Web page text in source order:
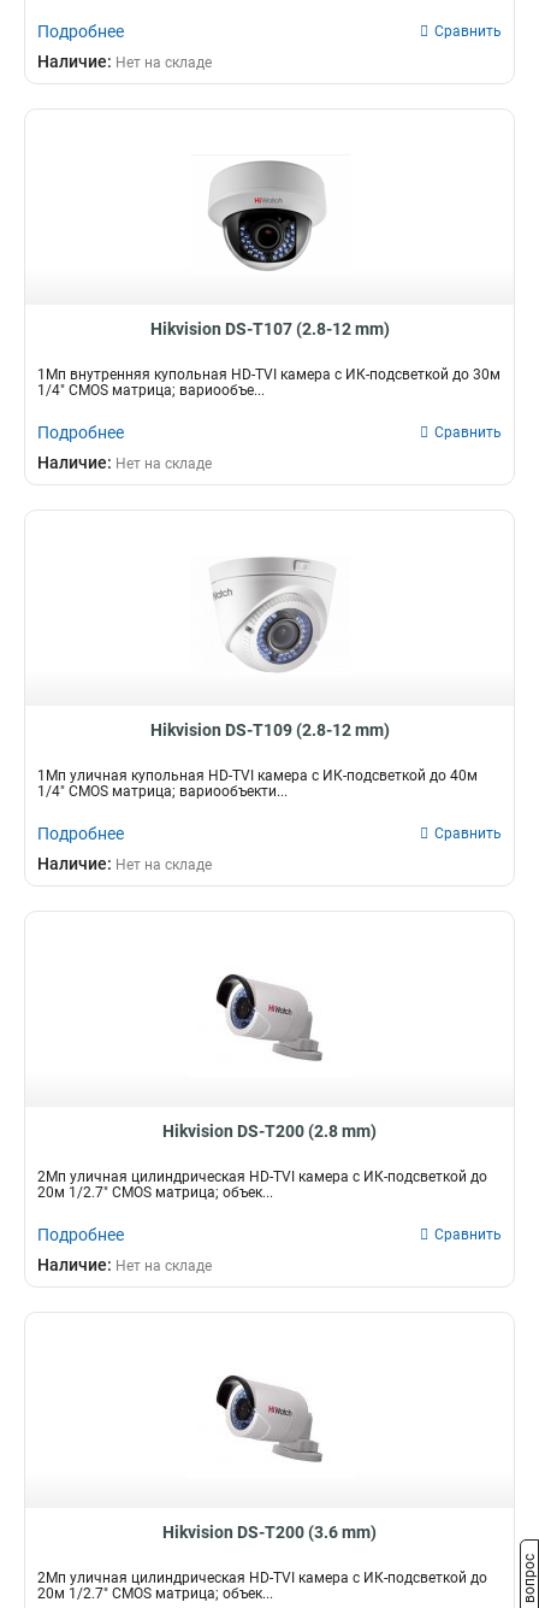
Подробнее Сравнить
Наличие: Нет на складе
Hikvision DS-T107 (2.8-12 mm)
1Мп внутренняя купольная HD-TVI камера с ИК-подсветкой до 30м
1/4" CMOS матрица; вариообъе...
Подробнее Сравнить
Наличие: Нет на складе
Hikvision DS-T109 (2.8-12 mm)
1Мп уличная купольная HD-TVI камера с ИК-подсветкой до 40м
1/4" CMOS матрица; вариообъекти...
Подробнее Сравнить
Наличие: Нет на складе
Hikvision DS-T200 (2.8 mm)
2Мп уличная цилиндрическая HD-TVI камера с ИК-подсветкой до
20м 1/2.7" CMOS матрица; объек...
Подробнее Сравнить
Наличие: Нет на складе
Hikvision DS-T200 (3.6 mm)
2Мп уличная цилиндрическая HD-TVI камера с ИК-подсветкой до
20м 1/2.7" CMOS матрица; объек...